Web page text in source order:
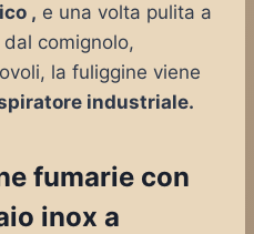
, e una volta pulita a
comignolo,
la fuliggine viene
industriale.
fumarie con
inox a